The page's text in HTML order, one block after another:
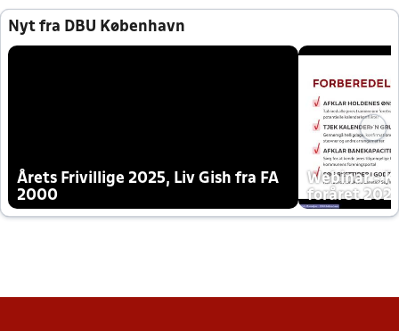
Nyt fra DBU København
Årets Frivillige 2025, Liv Gish fra FA
2000
Webinar -
foråret